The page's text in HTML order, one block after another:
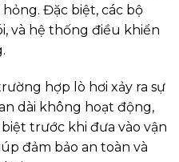
Đặc biệt, các bộ
và hệ thống điều khiển
hợp lò hơi xảy ra sự
dài không hoạt động,
trước khi đưa vào vận
đảm bảo an toàn và